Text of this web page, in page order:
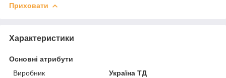
Приховати
Характеристики
Основні атрибути
Виробник
Україна ТД